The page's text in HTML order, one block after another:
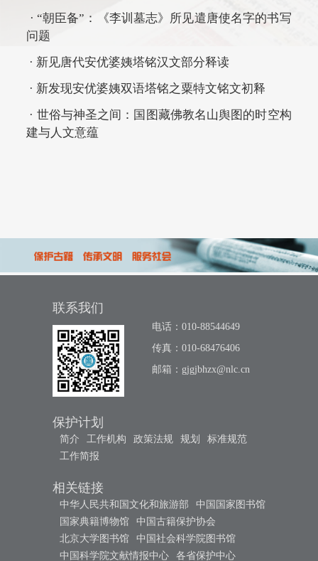
· “朝臣备”：《李训墓志》所见遣唐使名字的书写
问题
· 新见唐代安优婆姨塔铭汉文部分释读
· 新发现安优婆姨双语塔铭之粟特文铭文初释
· 世俗与神圣之间：国图藏佛教名山舆图的时空构
建与人文意蕴
联系我们
电话：010-88544649
传真：010-68476406
邮箱： gjgjbhzx@nlc.cn
保护计划
简介 工作机构 政策法规 规划
标准规范
工作简报
相关链接
中华人民共和国文化和旅游部
中国国家图书馆
国家典籍博物馆
中国古籍保护协会
北京大学图书馆
中国社会科学院图书馆
中国科学院文献情报中心
各省保护中心